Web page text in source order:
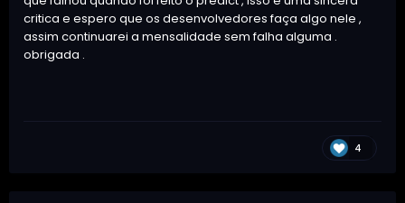
critica e espero que os desenvolvedores faça algo nele ,
assim continuarei a mensalidade sem falha alguma .
obrigada .
4